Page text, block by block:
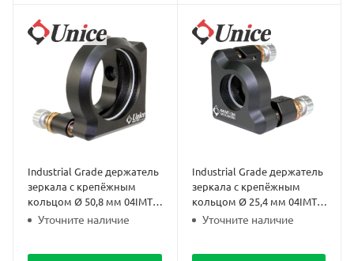
Industrial Grade держатель
зеркала с крепёжным
кольцом Ø 50,8 мм 04IMT-
2MУточните наличие
Industrial Grade держатель
зеркала с крепёжным
кольцом Ø 25,4 мм 04IMT-
1MУточните наличие